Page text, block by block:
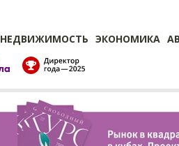
НЕДВИЖИМОСТЬ ЭКОНОМИКА